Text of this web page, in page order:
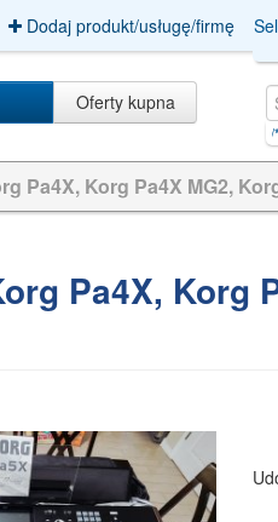
Dodaj produkt/usługę/firmę
Oferty kupna
d AND aNd/**/
Pa4X, Korg Pa4X MG2,
Pa4X, Korg